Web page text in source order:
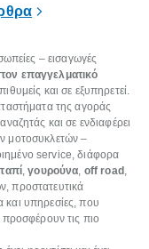
– εισαγωγές
επαγγελματικό
και σε εξυπηρετεί.
της αγοράς
και σε ενδιαφέρει
μοτοσυκλετών –
service, διάφορα
,γουρούνα, off road ,
προστατευτικά
υπηρεσίες, που
προσφέρουν τις πιο